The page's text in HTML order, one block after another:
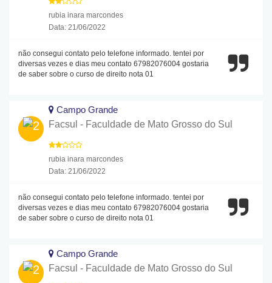
rubia inara marcondes
Data: 21/06/2022
não consegui contato pelo telefone informado. tentei por
diversas vezes e dias meu contato 67982076004 gostaria
de saber sobre o curso de direito nota 01
Campo Grande
Facsul - Faculdade de Mato Grosso do Sul
rubia inara marcondes
Data: 21/06/2022
não consegui contato pelo telefone informado. tentei por
diversas vezes e dias meu contato 67982076004 gostaria
de saber sobre o curso de direito nota 01
Campo Grande
Facsul - Faculdade de Mato Grosso do Sul